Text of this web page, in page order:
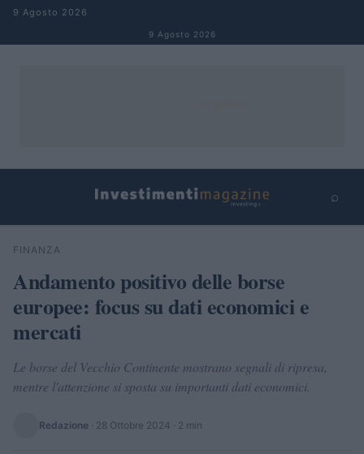
Salta al contenuto
9 Agosto 2026
9 Agosto 2026
⌕
Cerca
FINANZA
Andamento positivo delle borse
europee: focus su dati economici e
mercati
Le borse del Vecchio Continente mostrano segnali di ripresa,
mentre l'attenzione si sposta su importanti dati economici.
Redazione · 28 Ottobre 2024 · 2 min